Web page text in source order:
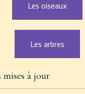
Les oiseaux
Les arbres
mises à jour